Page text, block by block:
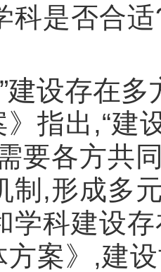
科是否合适
建设存在多
》指出 ,“建
要各方共
制 ,形成多
学科建设
案》 ,建